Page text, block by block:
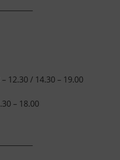
12.30 / 14.30 – 19.00
– 18.00